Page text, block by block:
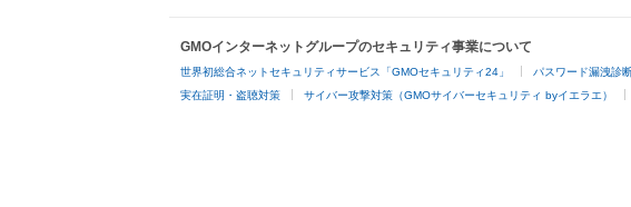
GMOインターネットグループのセキュリティ事業について
世界初総合ネットセキュリティサービス「GMOセキュリティ24」 パスワード漏洩診
実在証明・盗聴対策 サイバー攻撃対策（GMOサイバーセキュリティ byイエラエ）